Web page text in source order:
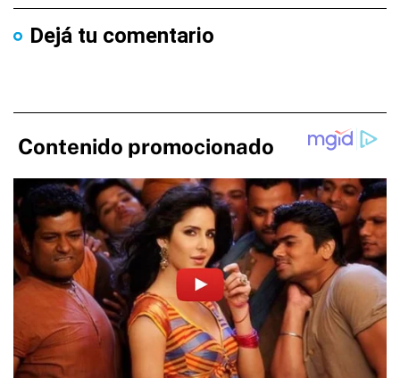
Dejá tu comentario